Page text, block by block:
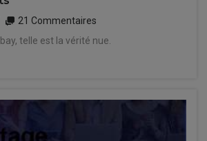
21 Commentaires
telle est la vérité nue.